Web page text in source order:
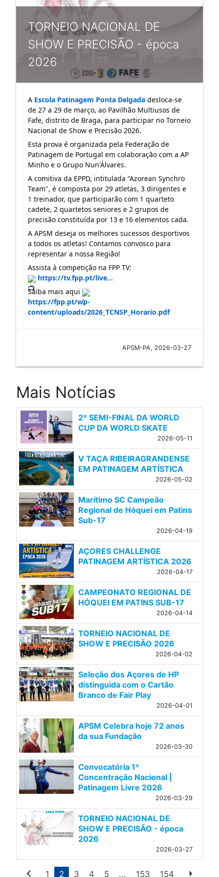
TORNEIO NACIONAL DE
SHOW E PRECISÃO - época
2026
A Escola Patinagem Ponta Delgadadesloca-se
de 27 a 29 de março, ao Pavilhão Multiusos de
Fafe, distrito de Braga, para participar no Torneio
Nacional de Show e Precisão 2026.
Esta prova é organizada pela Federação de
Patinagem de Portugal em colaboração com a AP
Minho e o Grupo Nun'Álvares.
A comitiva da EPPD, intitulada “Azorean Synchro
Team", é composta por 29 atletas, 3 dirigentes e
1 treinador, que participarão com 1 quarteto
cadete, 2 quartetos seniores e 2 grupos de
precisão constituída por 13 e 16 elementos cada.
A APSM deseja os melhores sucessos desportivos
a todos os atletas! Contamos convosco para
representar a nossa Região!
Assista à competição na FPP TV:
https://tv.fpp.pt/live...
Saiba mais aqui
https://fpp.pt/wp-
content/uploads/2026_TCNSP_Horario.pdf
APSM-PA, 2026-03-27
Mais Notícias
2ª SEMI-FINAL DA WORLD
CUP DA WORLD SKATE
2026-05-11
V TAÇA RIBEIRAGRANDENSE
EM PATINAGEM ARTÍSTICA
2026-05-02
Marítimo SC Campeão
Regional de Hóquei em Patins
Sub-17
2026-04-19
AÇORES CHALLENGE
PATINAGEM ARTÍSTICA 2026
2026-04-17
CAMPEONATO REGIONAL DE
HÓQUEI EM PATINS SUB-17
2026-04-14
TORNEIO NACIONAL DE
SHOW E PRECISÃO 2026
2026-04-02
Seleção dos Açores de HP
distinguida com o Cartão
Branco de Fair Play
2026-04-01
APSM Celebra hoje 72 anos
da sua Fundação
2026-03-30
Convocatória 1ª
Concentração Nacional |
Patinagem Livre 2026
2026-03-29
TORNEIO NACIONAL DE
SHOW E PRECISÃO - época
2026
2026-03-27
chevron_left 1 2 3 4 5 ... 153 154 arrow_right